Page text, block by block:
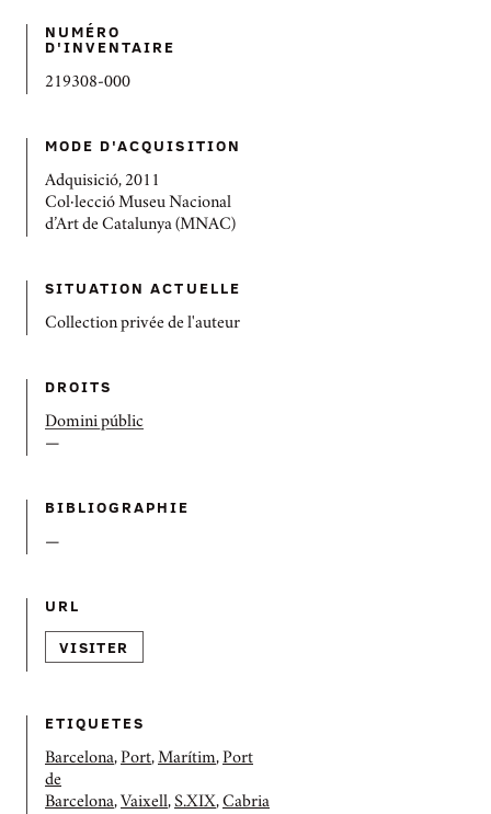
NUMÉRO
D'INVENTAIRE
219308-000
MODE D'ACQUISITION
Adquisició, 2011
Col·lecció Museu Nacional
d’Art de Catalunya (MNAC)
SITUATION ACTUELLE
Collection privée de l'auteur
DROITS
Domini públic
—
BIBLIOGRAPHIE
—
URL
VISITER
ETIQUETES
Barcelona, Port, Marítim, Port
de
Barcelona, Vaixell, S.XIX, Cabria